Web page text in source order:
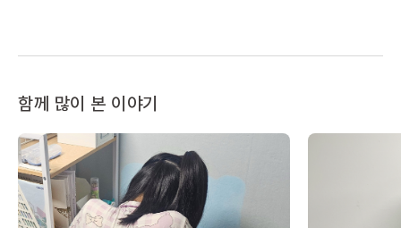
함께 많이 본 이야기